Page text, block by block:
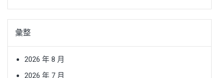
彙整
2026 年 8 月
2026 年 7 月